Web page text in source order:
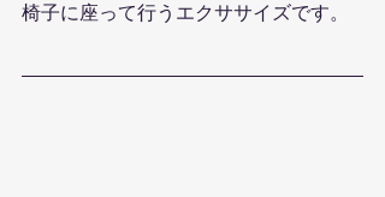
椅子に座って行うエクササイズです。